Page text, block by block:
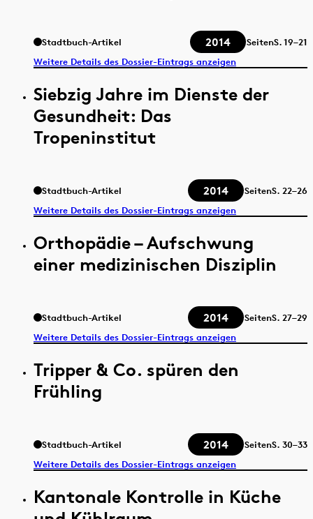
Stadtbuch-Artikel 2014 SeitenS.19–21
Weitere Details des Dossier-Eintrags anzeigen
Siebzig Jahre im Dienste der
Gesundheit: Das
Tropeninstitut
Stadtbuch-Artikel 2014 SeitenS. 22–26
Weitere Details des Dossier-Eintrags anzeigen
Orthopädie – Aufschwung
einer medizinischen Disziplin
Stadtbuch-Artikel 2014 SeitenS. 27–29
Weitere Details des Dossier-Eintrags anzeigen
Tripper & Co. spüren den
Frühling
Stadtbuch-Artikel 2014 SeitenS. 30–33
Weitere Details des Dossier-Eintrags anzeigen
Kantonale Kontrolle in Küche